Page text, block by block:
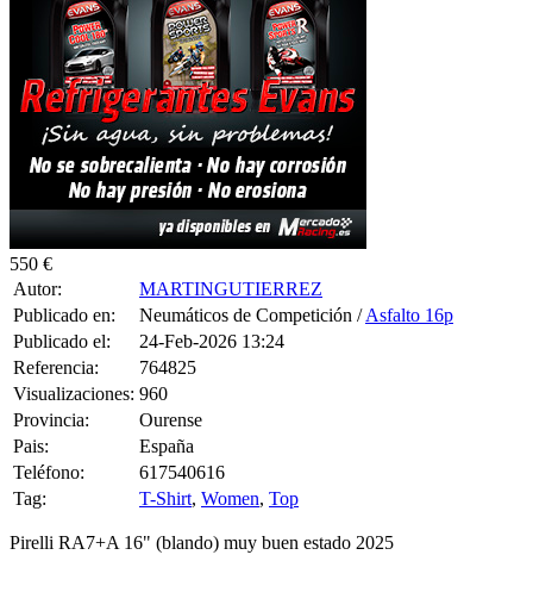
550 €
Autor:
MARTINGUTIERREZ
Publicado en:
Neumáticos de Competición /Asfalto 16p
Publicado el:
24-Feb-2026 13:24
Referencia:
764825
Visualizaciones: 960
Provincia:
Ourense
Pais:
España
Teléfono:
617540616
Tag:
T-Shirt, Women, Top
Pirelli RA7+A 16" (blando) muy buen estado 2025